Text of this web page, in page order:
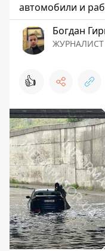
автомобили и
Богдан
ЖУРНАЛИСТ
👍